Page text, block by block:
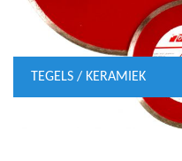
TEGELS / KERAMIEK